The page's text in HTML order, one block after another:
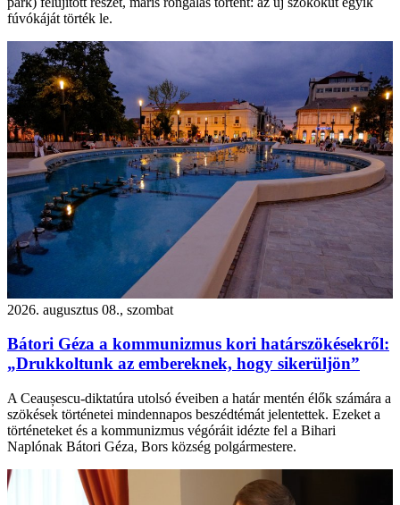
fúvókáját törték le.
2026. augusztus 08., szombat
Bátori Géza a kommunizmus kori határszökésekről:
„Drukkoltunk az embereknek, hogy sikerüljön”
A Ceaușescu-diktatúra utolsó éveiben a határ mentén élők számára a
szökések történetei mindennapos beszédtémát jelentettek. Ezeket a
történeteket és a kommunizmus végóráit idézte fel a Bihari
Naplónak Bátori Géza, Bors község polgármestere.